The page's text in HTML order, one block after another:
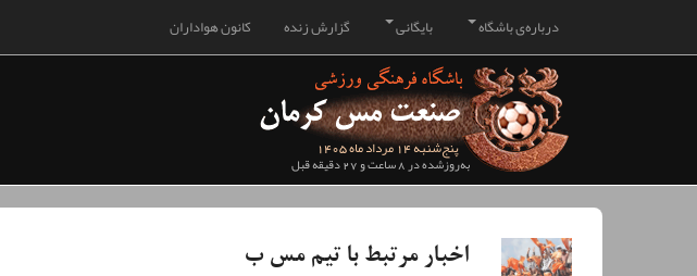
کانون هواداران گزارش زنده بایگانی درباره‌ی باشگاه
پنج‌شنبه 14 مرداد ماه 1405
به‌روزشده در 8 ساعت و 27 دقیقه قبل
اخبار مرتبط با تیم مس ب